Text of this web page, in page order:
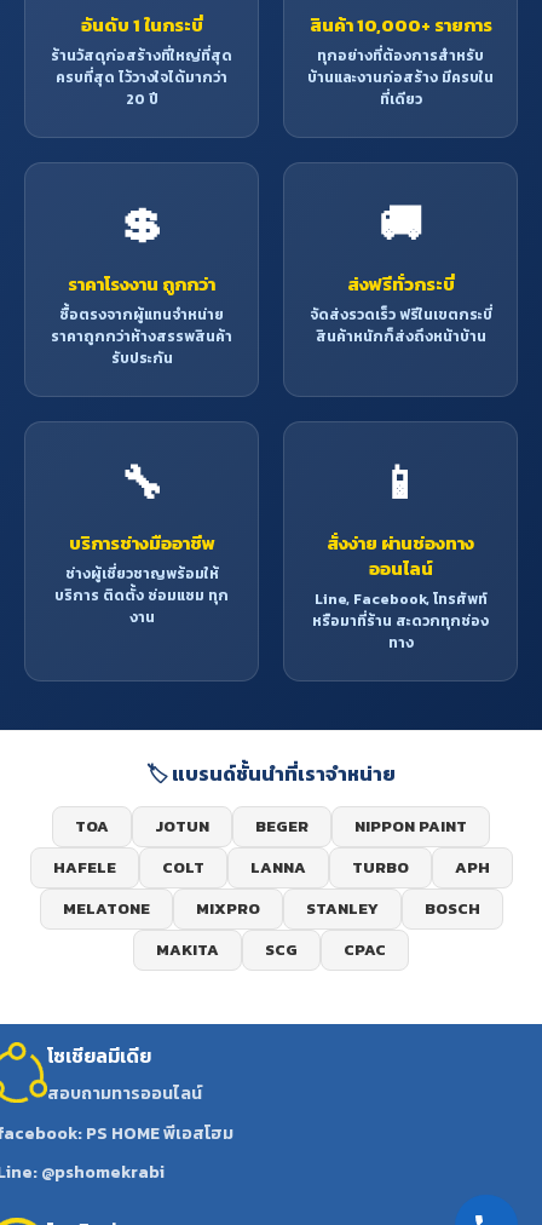
อันดับ 1 ในกระบี่
ร้านวัสดุก่อสร้างที่ใหญ่ที่สุด
ครบที่สุด ไว้วางใจได้มากว่า
20 ปี
สินค้า 10,000+ รายการ
ทุกอย่างที่ต้องการสำหรับ
บ้านและงานก่อสร้าง มีครบใน
ที่เดียว
💲
ราคาโรงงาน ถูกกว่า
ซื้อตรงจากผู้แทนจำหน่าย
ราคาถูกกว่าห้างสรรพสินค้า
รับประกัน
🚚
ส่งฟรีทั่วกระบี่
จัดส่งรวดเร็ว ฟรีในเขตกระบี่
สินค้าหนักก็ส่งถึงหน้าบ้าน
🔧
บริการช่างมืออาชีพ
ช่างผู้เชี่ยวชาญพร้อมให้
บริการ ติดตั้ง ซ่อมแซม ทุก
งาน
📱
สั่งง่าย ผ่านช่องทาง
ออนไลน์
Line, Facebook, โทรศัพท์
หรือมาที่ร้าน สะดวกทุกช่อง
ทาง
🏷️ แบรนด์ชั้นนำที่เราจำหน่าย
TOA JOTUN BEGER
NIPPON PAINT
HAFELE
COLT LANNA TURBO
APH
MELATONE
MIXPRO STANLEY
BOSCH
MAKITA
SCG CPAC
โซเชียลมีเดีย
สอบถามทารออนไลน์
PS HOME พีเอสโฮม
@pshomekrabi